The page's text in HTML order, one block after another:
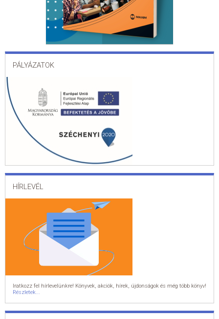
PÁLYÁZATOK
HÍRLEVÉL
Iratkozz fel hírlevelünkre! Könyvek, akciók, hírek, újdonságok és még több könyv!
Részletek...